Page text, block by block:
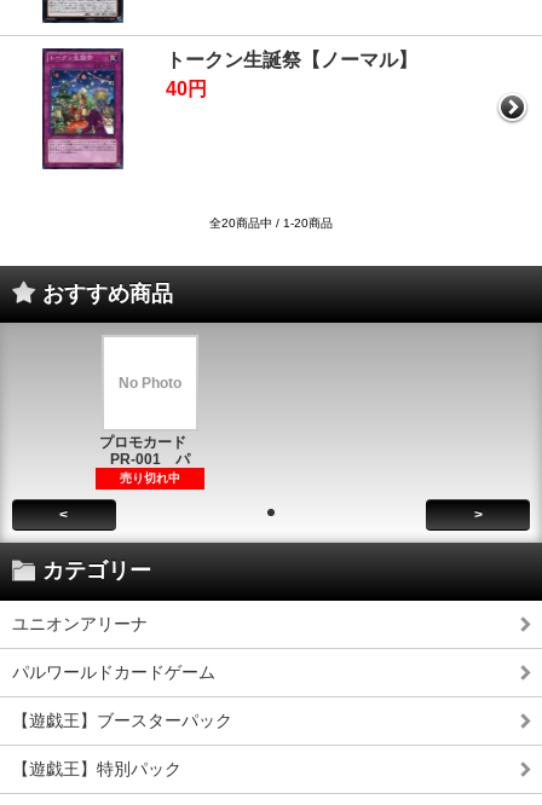
トークン生誕祭【ノーマル】
40円
全20商品中 / 1-20商品
おすすめ商品
No Photo
プロモカード
PR-001 パ
売り切れ中
< >
カテゴリー
ユニオンアリーナ
パルワールドカードゲーム
【遊戯王】ブースターパック
【遊戯王】特別パック